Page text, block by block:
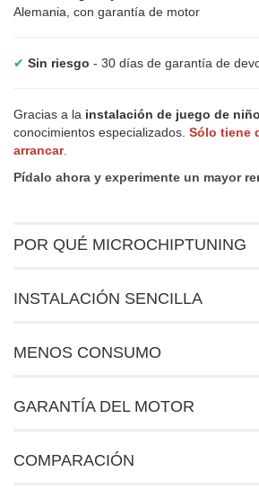
Alemania, con garantía de motor
✔ Sin riesgo - 30 días de garantía de
Gracias a la instalación de juego de
conocimientos especializados. Sólo tiene
arrancar.
Pídalo ahora y experimente un mayor
POR QUÉ MICROCHIPTUNING
INSTALACIÓN SENCILLA
MENOS CONSUMO
GARANTÍA DEL MOTOR
COMPARACIÓN